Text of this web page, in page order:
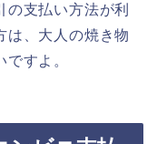
支払い方法が利
は、大人の焼き物
すよ。